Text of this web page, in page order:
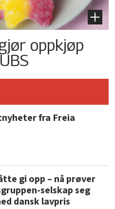
oppkjøp
fra Freia
gi opp – nå prøver
selskap seg
dansk lavpris